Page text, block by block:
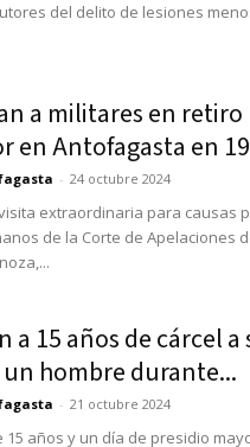
del delito de lesiones
a militares en
en Antofagasta en
- 24 octubre 2024
extraordinaria para causas
de la Corte de Apelaciones
a 15 años de cárcel
un hombre durante...
- 21 octubre 2024
15 años y un día de presidio